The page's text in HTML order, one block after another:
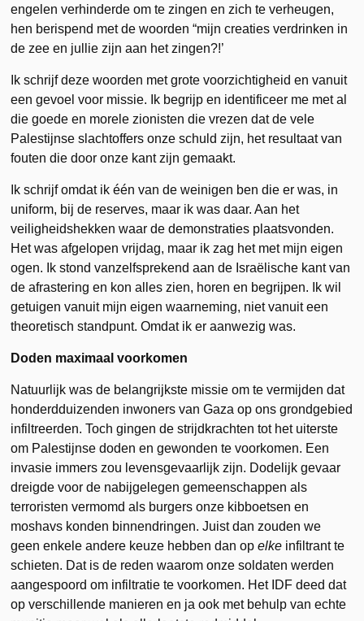
engelen verhinderde om te zingen en zich te verheugen,
hen berispend met de woorden “mijn creaties verdrinken in
de zee en jullie zijn aan het zingen?!’
Ik schrijf deze woorden met grote voorzichtigheid en vanuit
een gevoel voor missie. Ik begrijp en identificeer me met al
die goede en morele zionisten die vrezen dat de vele
Palestijnse slachtoffers onze schuld zijn, het resultaat van
fouten die door onze kant zijn gemaakt.
Ik schrijf omdat ik één van de weinigen ben die er was, in
uniform, bij de reserves, maar ik was daar. Aan het
veiligheidshekken waar de demonstraties plaatsvonden.
Het was afgelopen vrijdag, maar ik zag het met mijn eigen
ogen. Ik stond vanzelfsprekend aan de Israëlische kant van
de afrastering en kon alles zien, horen en begrijpen. Ik wil
getuigen vanuit mijn eigen waarneming, niet vanuit een
theoretisch standpunt. Omdat ik er aanwezig was.
Doden maximaal voorkomen
Natuurlijk was de belangrijkste missie om te vermijden dat
honderdduizenden inwoners van Gaza op ons grondgebied
infiltreerden. Toch gingen de strijdkrachten tot het uiterste
om Palestijnse doden en gewonden te voorkomen. Een
invasie immers zou levensgevaarlijk zijn. Dodelijk gevaar
dreigde voor de nabijgelegen gemeenschappen als
terroristen vermomd als burgers onze kibboetsen en
moshavs konden binnendringen. Juist dan zouden we
geen enkele andere keuze hebben dan opelke infiltrant te
schieten. Dat is de reden waarom onze soldaten werden
aangespoord om infiltratie te voorkomen. Het IDF deed dat
op verschillende manieren en ja ook met behulp van echte